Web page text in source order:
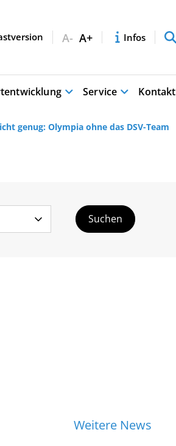
A- A+ Infos
Service Kontakt
genug: Olympia ohne das DSV-Team
Weitere News